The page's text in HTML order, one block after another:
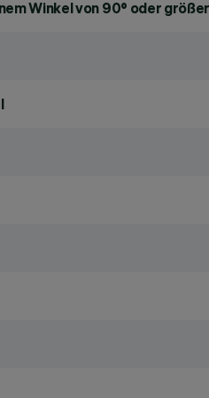
Winkel von 90° oder